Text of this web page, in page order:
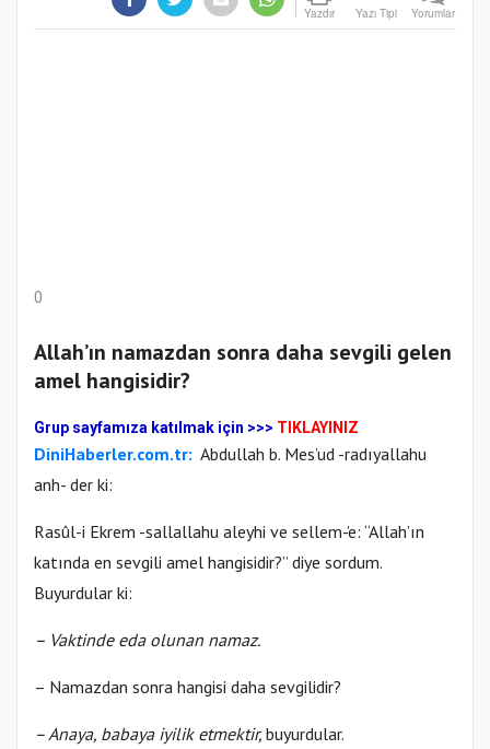
Yazdır Yazı Tipi Yorumlar
0
Allah’ın namazdan sonra daha sevgili gelen
amel hangisidir?
Grup sayfamıza katılmak için >>> TIKLAYINIZ
DiniHaberler.com.tr: Abdullah b. Mes’ud -radıyallahu
anh- der ki:
Rasûl-i Ekrem -sallallahu aleyhi ve sellem-’e: “Allah’ın
katında en sevgili amel hangisidir?” diye sordum.
Buyurdular ki:
– Vaktinde eda olunan namaz.
– Namazdan sonra hangisi daha sevgilidir?
– Anaya, babaya iyilik etmektir, buyurdular.